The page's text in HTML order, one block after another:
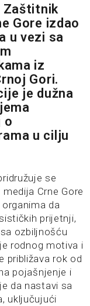
Zaštitnik
Gore izdao
u vezi sa
iz
Gori.
je dužna
o
u cilju
se
Crne Gore
da
prijetnji,
ozbiljnošću
rodnog motiva i
približava rok od
pojašnjenje i
da nastavi sa
uključujući